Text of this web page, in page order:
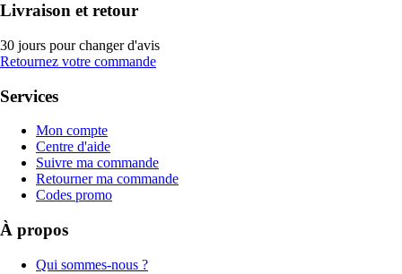
Livraison et retour
30 jours pour changer d'avis
Retournez votre commande
Services
Mon compte
Centre d'aide
Suivre ma commande
Retourner ma commande
Codes promo
À propos
Qui sommes-nous ?